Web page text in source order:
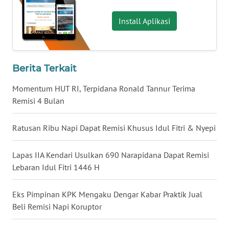
Install Aplikasi
Berita Terkait
Momentum HUT RI, Terpidana Ronald Tannur Terima
Remisi 4 Bulan
Ratusan Ribu Napi Dapat Remisi Khusus Idul Fitri & Nyepi
Lapas IIA Kendari Usulkan 690 Narapidana Dapat Remisi
Lebaran Idul Fitri 1446 H
Eks Pimpinan KPK Mengaku Dengar Kabar Praktik Jual
Beli Remisi Napi Koruptor
WN
KALTARA
KALSEL
KALTIM
WN
WN
GORONTALO
WN
SULUT